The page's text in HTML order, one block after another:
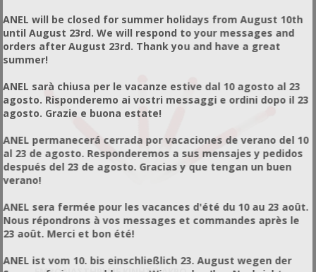
ANEL will be closed for summer holidays from August 10th
until August 23rd. We will respond to your messages and
orders after August 23rd. Thank you and have a great
summer!
ANEL sarà chiusa per le vacanze estive dal 10 agosto al 23
agosto. Risponderemo ai vostri messaggi e ordini dopo il 23
agosto. Grazie e buona estate!
ANEL permanecerá cerrada por vacaciones de verano del 10
al 23 de agosto. Responderemos a sus mensajes y pedidos
después del 23 de agosto. Gracias y que tengan un buen
verano!
ANEL sera fermée pour les vacances d'été du 10 au 23 août.
Nous répondrons à vos messages et commandes après le
23 août. Merci et bon été!
ANEL ist vom 10. bis einschließlich 23. August wegen der